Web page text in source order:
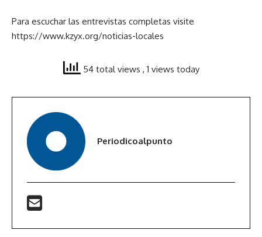
Para escuchar las entrevistas completas visite
https://www.kzyx.org/noticias-locales
54 total views , 1 views today
Periodicoalpunto